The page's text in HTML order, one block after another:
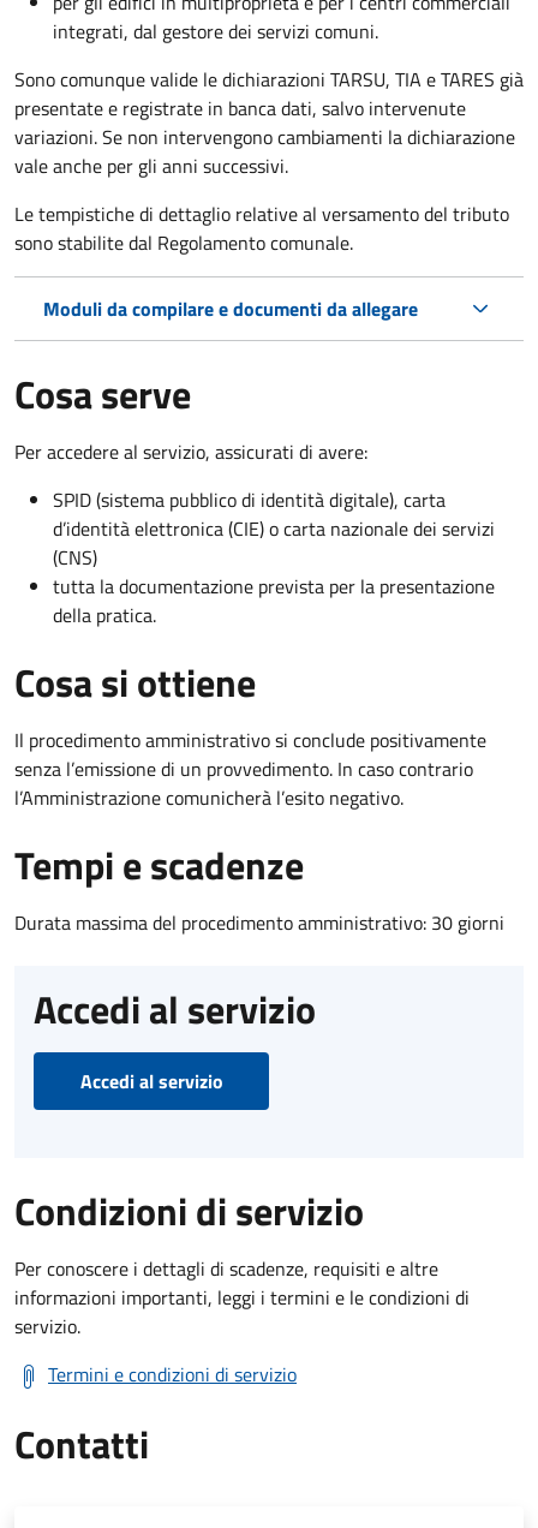
integrati, dal gestore dei servizi comuni.
Sono comunque valide le dichiarazioni TARSU, TIA e TARES già
presentate e registrate in banca dati, salvo intervenute
variazioni. Se non intervengono cambiamenti la dichiarazione
vale anche per gli anni successivi.
Le tempistiche di dettaglio relative al versamento del tributo
sono stabilite dal Regolamento comunale.
Moduli da compilare e documenti da allegare
Cosa serve
Per accedere al servizio, assicurati di avere:
SPID (sistema pubblico di identità digitale), carta
d’identità elettronica (CIE) o carta nazionale dei servizi
(CNS)
tutta la documentazione prevista per la presentazione
della pratica.
Cosa si ottiene
Il procedimento amministrativo si conclude positivamente
senza l’emissione di un provvedimento. In caso contrario
l’Amministrazione comunicherà l’esito negativo.
Tempi e scadenze
Durata massima del procedimento amministrativo: 30 giorni
Accedi al servizio
Accedi al servizio
Condizioni di servizio
Per conoscere i dettagli di scadenze, requisiti e altre
informazioni importanti, leggi i termini e le condizioni di
servizio.
Termini e condizioni di servizio
Contatti